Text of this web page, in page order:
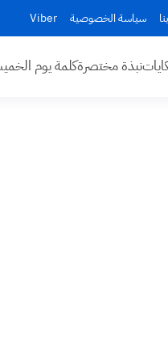
سياسة الخصوصية Viber
نبذة مختصرةكلمة يوم